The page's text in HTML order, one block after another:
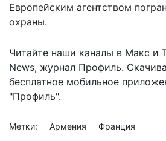
Европейским агентством
охраны.
Читайте наши каналы в Макс и
News, журнал Профиль.
бесплатное мобильное
"Профиль".
Метки: Армения Франция